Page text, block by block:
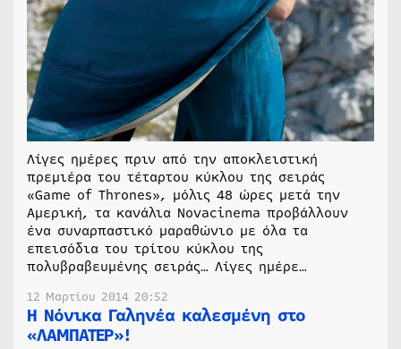
Λίγες ημέρες πριν από την αποκλειστική
πρεμιέρα του τέταρτου κύκλου της σειράς
«Game of Thrones», μόλις 48 ώρες μετά την
Αμερική, τα κανάλια Novacinema προβάλλουν
ένα συναρπαστικό μαραθώνιο με όλα τα
επεισόδια του τρίτου κύκλου της
πολυβραβευμένης σειράς… Λίγες ημέρε…
12 Μαρτίου 2014 20:52
Η Νόνικα Γαληνέα καλεσμένη στο
«ΛΑΜΠΑΤΕΡ»!